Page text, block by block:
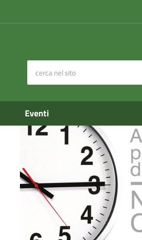
Eventi